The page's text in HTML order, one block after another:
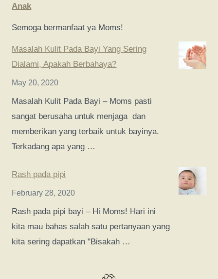
Anak
Semoga bermanfaat ya Moms!
Masalah Kulit Pada Bayi Yang Sering
Dialami, Apakah Berbahaya?
May 20, 2020
Masalah Kulit Pada Bayi – Moms pasti
sangat berusaha untuk menjaga dan
memberikan yang terbaik untuk bayinya.
Terkadang apa yang …
Rash pada pipi
February 28, 2020
Rash pada pipi bayi – Hi Moms! Hari ini
kita mau bahas salah satu pertanyaan yang
kita sering dapatkan "Bisakah …